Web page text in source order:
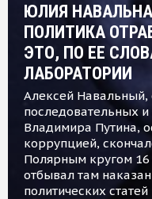
ЮЛИЯ
ПОЛИТИКА
ЭТО, ПО ЕЕ
ЛАБОРАТОРИИ
Алексей Навальный,
последовательных
Владимира Путина,
коррупцией,
Полярным кругом
отбывал там
политических статей